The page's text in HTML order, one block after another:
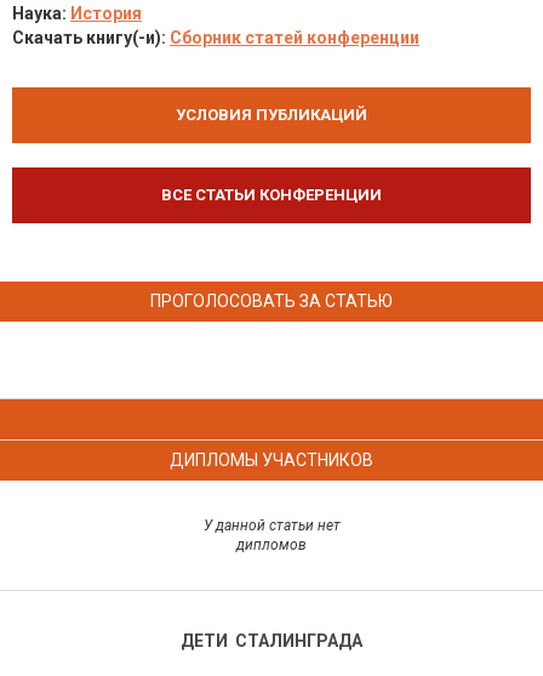
Наука: История
Скачать книгу(-и): Сборник статей конференции
УСЛОВИЯ ПУБЛИКАЦИЙ
ВСЕ СТАТЬИ КОНФЕРЕНЦИИ
ПРОГОЛОСОВАТЬ ЗА СТАТЬЮ
ДИПЛОМЫ УЧАСТНИКОВ
У данной статьи нет
дипломов
ДЕТИ СТАЛИНГРАДА